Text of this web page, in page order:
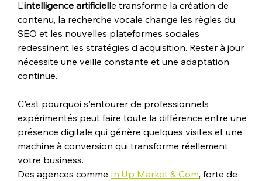
L'intelligence artificielle transforme la création de
contenu, la recherche vocale change les règles du
SEO et les nouvelles plateformes sociales
redessinent les stratégies d'acquisition. Rester à jour
nécessite une veille constante et une adaptation
continue.
C'est pourquoi s'entourer de professionnels
expérimentés peut faire toute la différence entre une
présence digitale qui génère quelques visites et une
machine à conversion qui transforme réellement
votre business.
Des agences comme In'Up Market & Com, forte de